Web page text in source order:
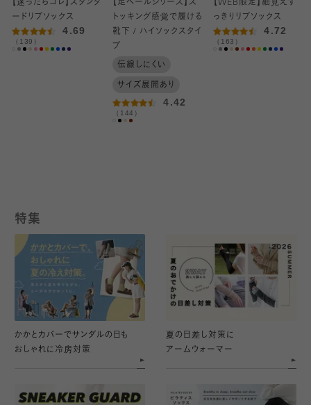
【迷ったらコレ】スタンダ
ードリブソックス
4.69
（139）
【足ベールシリーズ】ス
トッキング感覚で履ける
靴下 / ハイソックスタイ
プ
伝線しにくい
サイズ展開あり
4.42
（144）
【WEB限定】細見えす
っきりリブソックス
4.72
（163）
特集
かかとカバーでサンダルの日も
おしゃれに冷房対策
夏の日差し対策に
アームウォーマー